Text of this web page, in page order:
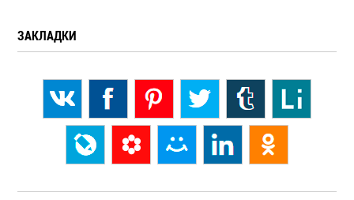
ЗАКЛАДКИ